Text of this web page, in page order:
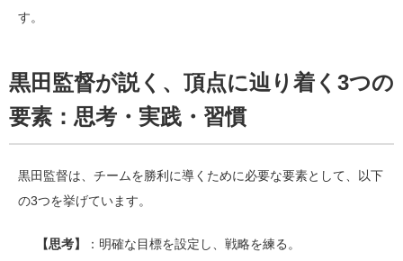
す。
黒田監督が説く、頂点に辿り着く3つの
要素：思考・実践・習慣
黒田監督は、チームを勝利に導くために必要な要素として、以下
の3つを挙げています。
【思考】
：明確な目標を設定し、戦略を練る。